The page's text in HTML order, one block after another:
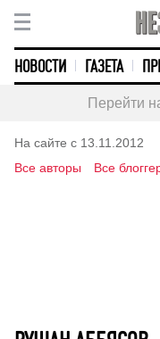
НОВОСТИ ГАЗЕТА
Перейти
На сайте с 13.11.2012
Все авторы
Все